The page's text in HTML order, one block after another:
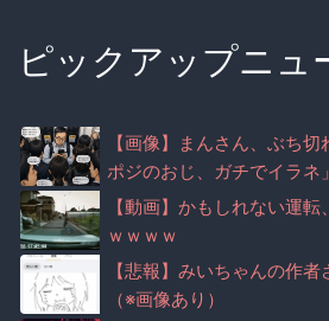
ピックアップニュ
【画像】まんさん、ぶち
ポジのおじ、ガチでイラネ」
【動画】かもしれない運
ｗｗｗｗ
【悲報】みいちゃんの作
（※画像あり）